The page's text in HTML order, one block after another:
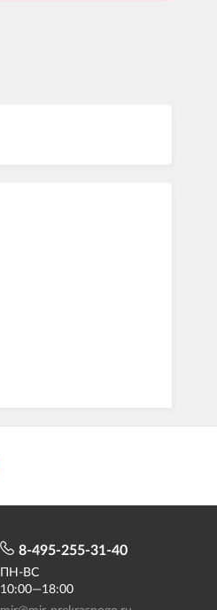
8-495-255-31-40
ПН-ВС
10:00—18:00